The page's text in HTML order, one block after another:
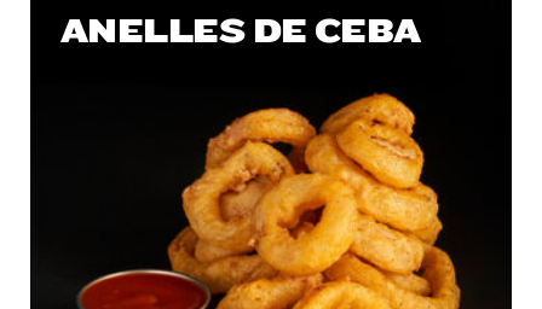
ANELLES DE CEBA